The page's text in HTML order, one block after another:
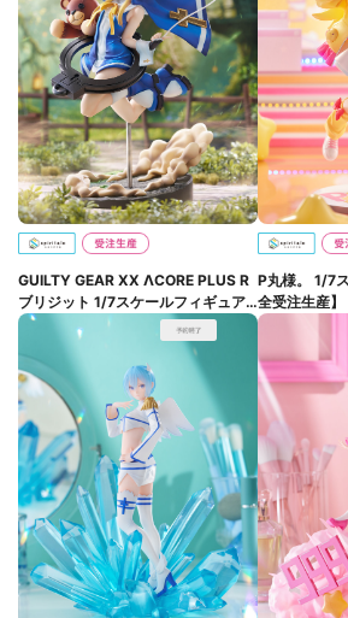
GUILTY GEAR XX ΛCORE PLUS R
ブリジット 1/7スケールフィギュア
【完全受注生産】
P丸様。 1/7
全受注生産】